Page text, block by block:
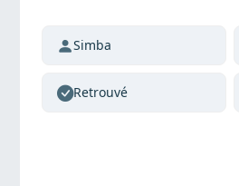
Simba
Retrouvé